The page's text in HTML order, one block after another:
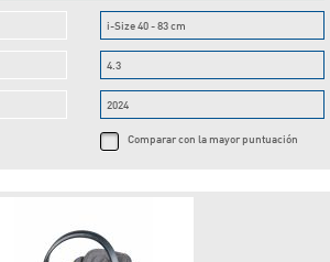
i-Size 40 - 83 cm
4.3
2024
Comparar con la mayor puntuación